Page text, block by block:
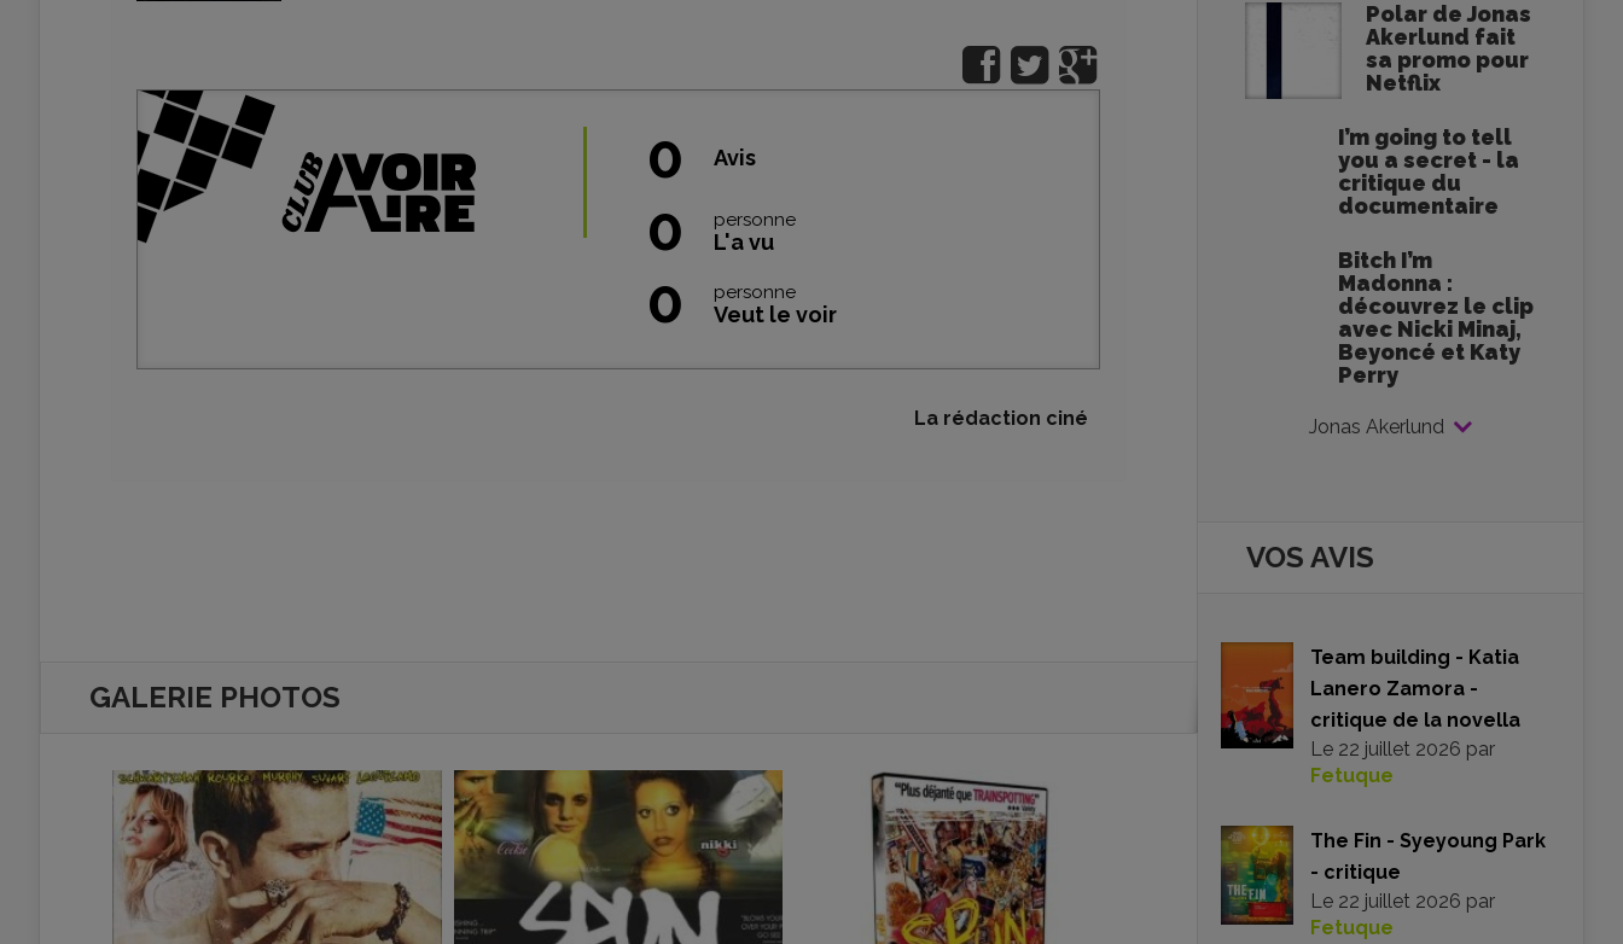
0 Avis
0 personne
L'a vu
0 personne
Veut le voir
La rédaction ciné
GALERIE PHOTOS
Polar de Jonas
Akerlund fait
sa promo pour
Netflix
I’m going to tell
you a secret - la
critique du
documentaire
Bitch I’m
Madonna :
découvrez le clip
avec Nicki Minaj,
Beyoncé et Katy
Perry
Jonas Akerlund
VOS AVIS
Team building - Katia
Lanero Zamora -
critique de la novella
Le 22 juillet 2026 par
Fetuque
The Fin - Syeyoung Park
- critique
Le 22 juillet 2026 par
Fetuque